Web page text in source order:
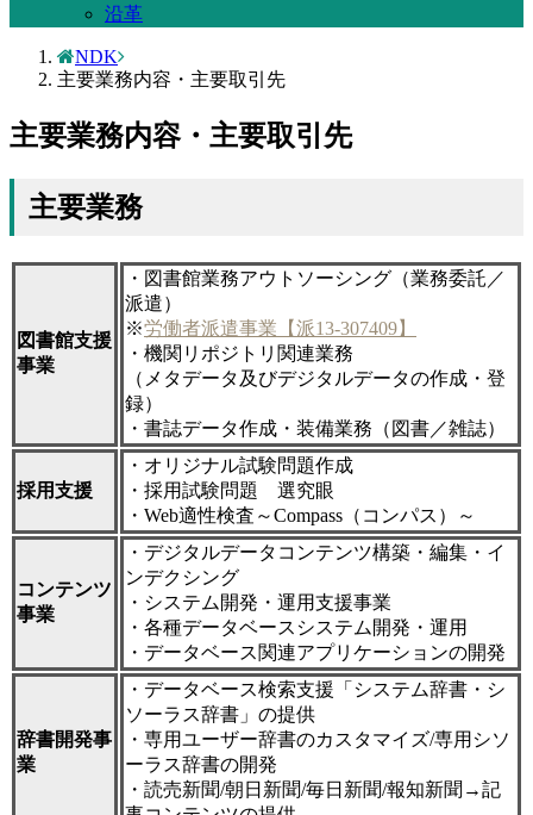
沿革
NDK
主要業務内容・主要取引先
主要業務内容・主要取引先
主要業務
図書館支援
事業
・図書館業務アウトソーシング（業務委託／
派遣）
※労働者派遣事業【派13-307409】
・機関リポジトリ関連業務
（メタデータ及びデジタルデータの作成・登
録）
・書誌データ作成・装備業務（図書／雑誌）
採用支援
・オリジナル試験問題作成
・採用試験問題 選究眼
・Web適性検査～Compass（コンパス）～
コンテンツ
事業
・デジタルデータコンテンツ構築・編集・イ
ンデクシング
・システム開発・運用支援事業
・各種データベースシステム開発・運用
・データベース関連アプリケーションの開発
辞書開発事
業
・データベース検索支援「システム辞書・シ
ソーラス辞書」の提供
・専用ユーザー辞書のカスタマイズ/専用シソ
ーラス辞書の開発
・読売新聞/朝日新聞/毎日新聞/報知新聞→記